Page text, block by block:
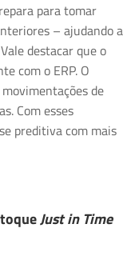
para tomar
– ajudando a
destacar que o
com o ERP. O
de
Com esses
preditiva com mais
Just in Time